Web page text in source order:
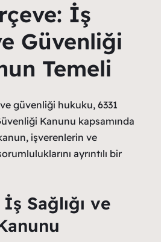
İş
Güvenliği
Temeli
ve güvenliği hukuku, 6331
Kanunu kapsamında
işverenlerin ve
ayrıntılı bir
İş Sağlığı ve